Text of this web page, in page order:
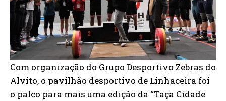
Com organização do Grupo Desportivo Zebras do
Alvito, o pavilhão desportivo de Linhaceira foi
o palco para mais uma edição da “Taça Cidade